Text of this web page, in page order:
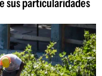
sus particularidades